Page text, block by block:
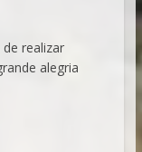
realizar
alegria